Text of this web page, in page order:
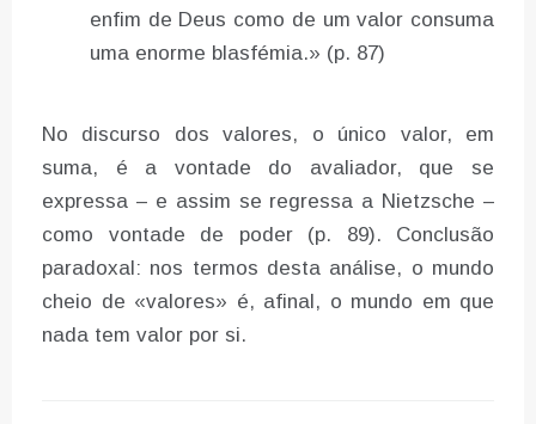
enfim de Deus como de um valor consuma
uma enorme blasfémia.» (p. 87)
No discurso dos valores, o único valor, em
suma, é a vontade do avaliador, que se
expressa – e assim se regressa a Nietzsche –
como vontade de poder (p. 89). Conclusão
paradoxal: nos termos desta análise, o mundo
cheio de «valores» é, afinal, o mundo em que
nada tem valor por si.